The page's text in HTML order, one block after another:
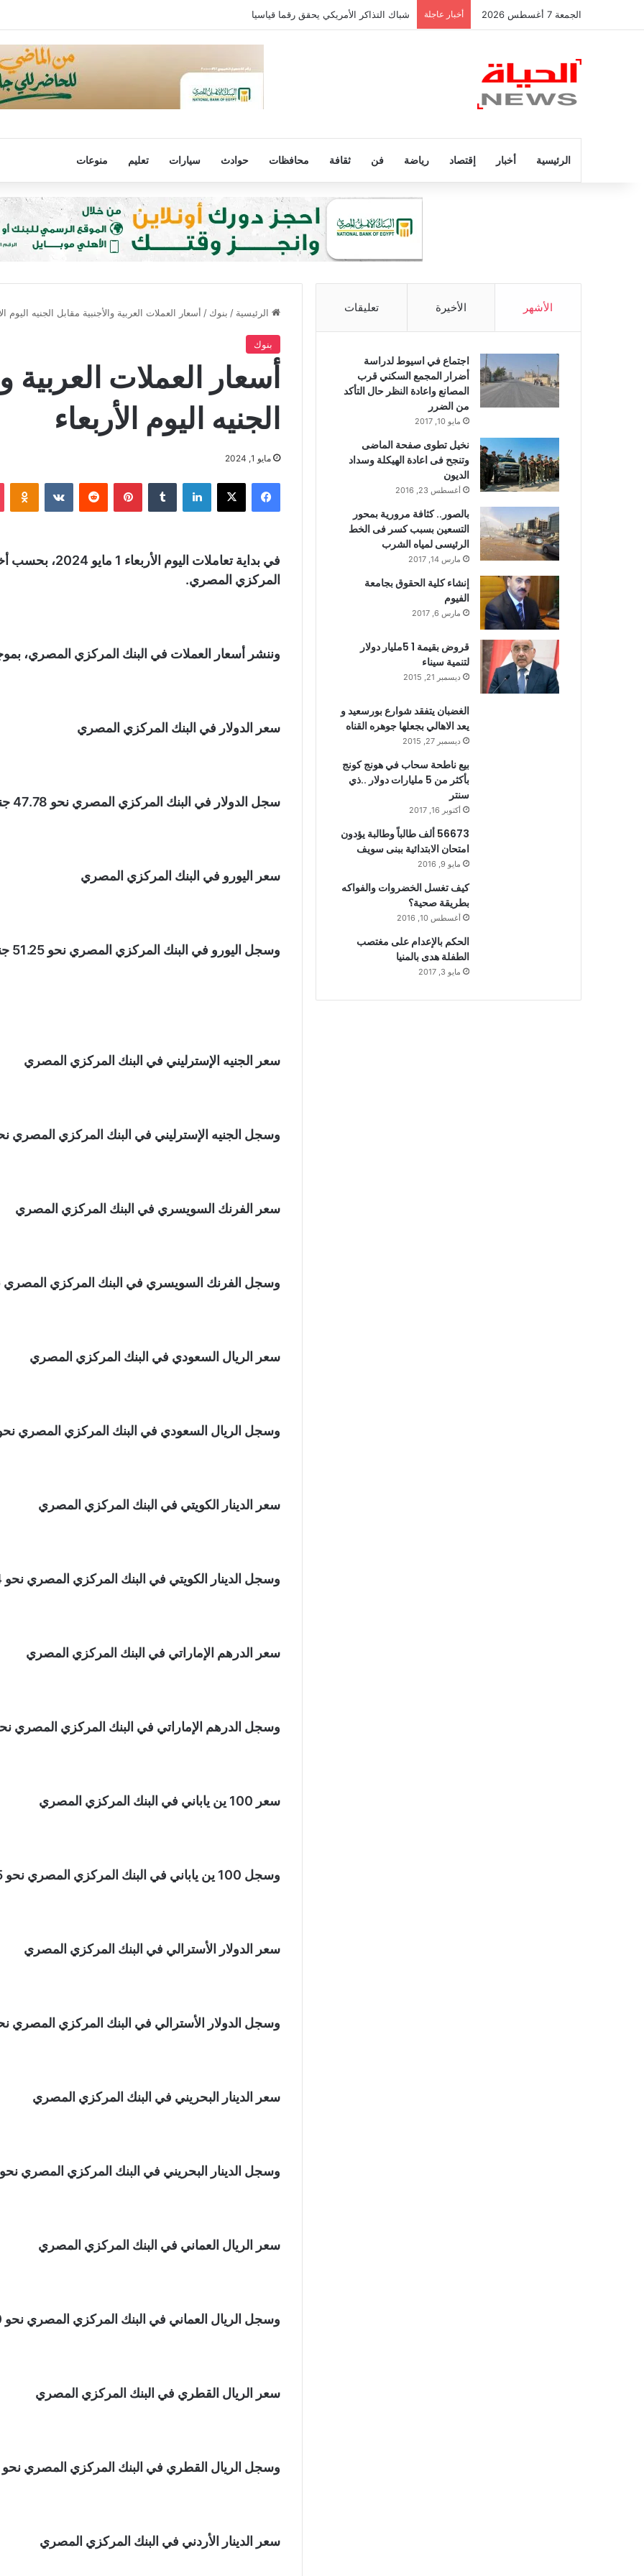
الجمعة 7 أغسطس 2026 أخبار عاجلة شباك التذاكر الأمريكي يحقق رقما قياسيا
الرئيسية أخبار إقتصاد رياضة فن ثقافة محافظات حوادث سيارات تعليم منوعات
الرئيسية / بنوك / أسعار العملات العربية والأجنبية مقابل الجنيه اليوم
بنوك
أسعار العملات العربية
الجنيه اليوم الأربعاء
مايو 1, 2024
فيسبوك لينكدإن بينتيريست
في بداية تعاملات
المركزي المصري.
وننشر أسعار العملات في البنك المركزي المصري،
سعر الدولار في البنك المركزي المصري
سجل الدولار في البنك المركزي المصري نحو 47.78 جنيه للشراء، و47.92 جنيه للبيع.
سعر اليورو في البنك المركزي المصري
وسجل اليورو في البنك المركزي المصري نحو 51.25 جنيه للشراء، و51.41 جنيه للبيع.
سعر الجنيه الإسترليني في البنك المركزي المصري
وسجل الجنيه الإسترليني في البنك المركزي المصري نحو 59.91 جنيه للشراء، و60.10 جنيه
سعر الفرنك السويسري في البنك المركزي المصري
وسجل الفرنك السويسري في البنك المركزي المصري نحو 52.42 جنيه للشراء، و52.58
سعر الريال السعودي في البنك المركزي المصري
وسجل الريال السعودي في البنك المركزي المصري نحو 12.74 جنيه للشراء، و12.77 جنيه
سعر الدينار الكويتي في البنك المركزي المصري
وسجل الدينار الكويتي في البنك المركزي المصري نحو 155.14 جنيه للشراء، و155.65 جنيه للبيع.
سعر الدرهم الإماراتي في البنك المركزي المصري
وسجل الدرهم الإماراتي في البنك المركزي المصري نحو 13.00 جنيه للشراء، و13.05 جنيه
سعر 100 ين ياباني في البنك المركزي المصري
وسجل 100 ين ياباني في البنك المركزي المصري نحو 30.45 جنيه للشراء، و30.54 جنيه للبيع.
سعر الدولار الأسترالي في البنك المركزي المصري
وسجل الدولار الأسترالي في البنك المركزي المصري نحو 31.19 جنيه للشراء، و31.30 جنيه
سعر الدينار البحريني في البنك المركزي المصري
وسجل الدينار البحريني في البنك المركزي المصري نحو 126.72 جنيه للشراء، و127.11 جنيه
سعر الريال العماني في البنك المركزي المصري
وسجل الريال العماني في البنك المركزي المصري نحو 124.10 جنيه للشراء، و124.49 جنيه للبيع.
سعر الريال القطري في البنك المركزي المصري
وسجل الريال القطري في البنك المركزي المصري نحو 13.09 جنيه للشراء، و13.14 جنيه للبيع.
سعر الدينار الأردني في البنك المركزي المصري
الأشهر الأخيرة تعليقات
اجتماع في اسيوط لدراسة
أضرار المجمع السكني قرب
المصانع واعادة النظر حال التأكد
من الضرر
مايو 10, 2017
نخيل تطوى صفحة الماضى
وتنجح فى اعادة الهيكلة وسداد
الديون
أغسطس 23, 2016
بالصور.. كثافة مرورية بمحور
التسعين بسبب كسر فى الخط
الرئيسى لمياه الشرب
مارس 14, 2017
إنشاء كلية الحقوق بجامعة
الفيوم
مارس 6, 2017
قروض بقيمة 1 5مليار دولار
لتنمية سيناء
ديسمبر 21, 2015
الغضبان يتفقد شوارع بورسعيد و
يعد الاهالي بجعلها جوهره القناه
ديسمبر 27, 2015
بيع ناطحة سحاب في هونج كونج
بأكثر من 5 مليارات دولار ..ذي
سنتر
أكتوبر 16, 2017
56673 ألف طالباً وطالبة يؤدون
امتحان الابتدائية ببنى سويف
مايو 9, 2016
كيف تغسل الخضروات والفواكه
بطريقة صحية؟
أغسطس 10, 2016
الحكم بالإعدام على مغتصب
الطفلة هدى بالمنيا
مايو 3, 2017